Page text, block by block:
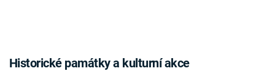
Historické památky a kulturní akce